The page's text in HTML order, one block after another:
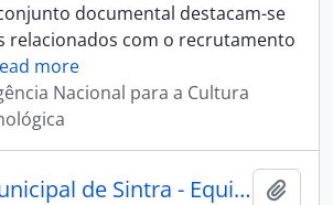
documental destacam-se
relacionados com o recrutamento
more
Nacional para a Cultura
Biblioteca Municipal de Sintra - Equipamento Informático